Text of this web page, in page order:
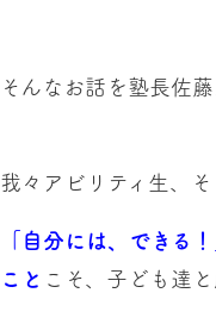
そんなお話を塾長佐
我々アビリティ生、
「自分には、できる
こと こそ、子ども達